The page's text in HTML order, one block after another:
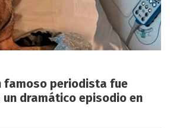
famoso periodista fue
dramático episodio en